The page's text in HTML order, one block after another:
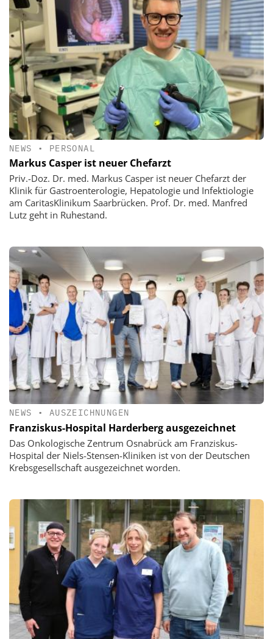
NEWS • PERSONAL
Markus Casper ist neuer Chefarzt
Priv.-Doz. Dr. med. Markus Casper ist neuer Chefarzt der
Klinik für Gastroenterologie, Hepatologie und Infektiologie
am CaritasKlinikum Saarbrücken. Prof. Dr. med. Manfred
Lutz geht in Ruhestand.
NEWS • AUSZEICHNUNGEN
Franziskus-Hospital Harderberg ausgezeichnet
Das Onkologische Zentrum Osnabrück am Franziskus-
Hospital der Niels-Stensen-Kliniken ist von der Deutschen
Krebsgesellschaft ausgezeichnet worden.